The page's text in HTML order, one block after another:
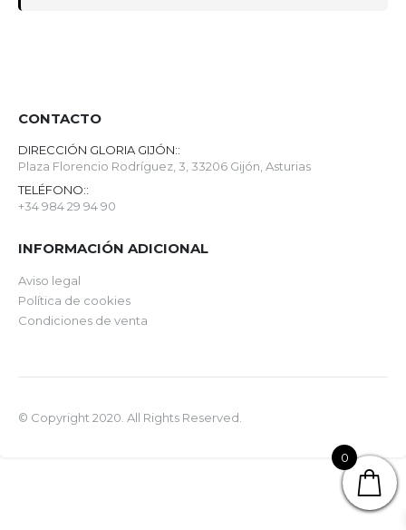
CONTACTO
DIRECCIÓN GLORIA GIJÓN::
Plaza Florencio Rodríguez, 3, 33206 Gijón, Asturias
TELÉFONO::
+34 984 29 94 90
INFORMACIÓN ADICIONAL
Aviso legal
Política de cookies
Condiciones de venta
© Copyright 2020. All Rights Reserved.
0